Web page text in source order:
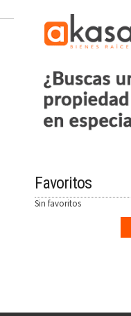
Favoritos
Sin favoritos